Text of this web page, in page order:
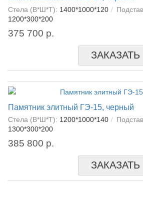
Стела (В*Ш*Т): 1400*1000*120
1200*300*200
375 700 р.
ЗАКАЗАТЬ
Памятник элитный ГЭ-15, черный
Стела (В*Ш*Т): 1200*1000*140
1300*300*200
385 800 р.
ЗАКАЗАТЬ